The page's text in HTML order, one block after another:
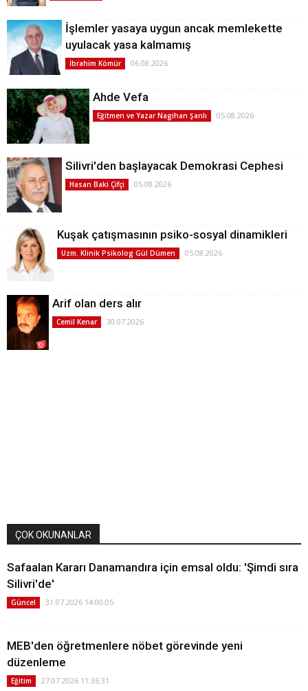
İşlemler yasaya uygun ancak memlekette
uyulacak yasa kalmamış
İbrahim Kömür 06.08.2026
Ahde Vefa
Eğitmen ve Yazar Nagihan Şanlı 05.08.2026
Silivri'den başlayacak Demokrasi Cephesi
Hasan Baki Çifçi 05.08.2026
Kuşak çatışmasının psiko-sosyal dinamikleri
Uzm. Klinik Psikolog Gül Dümen 05.08.2026
Arif olan ders alır
Cemil Kenar 30.07.2026
ÇOK OKUNANLAR
Safaalan Kararı Danamandıra için emsal oldu: 'Şimdi sıra
Silivri'de'
Güncel 31.07.2026 14:00:05
MEB'den öğretmenlere nöbet görevinde yeni
düzenleme
Eğitim 27.07.2026 11:36:31